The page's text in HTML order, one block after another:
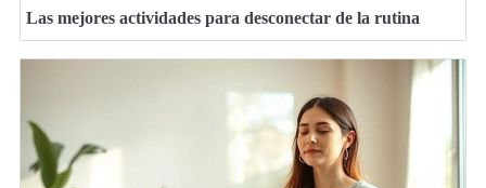
Las mejores actividades para desconectar de la rutina